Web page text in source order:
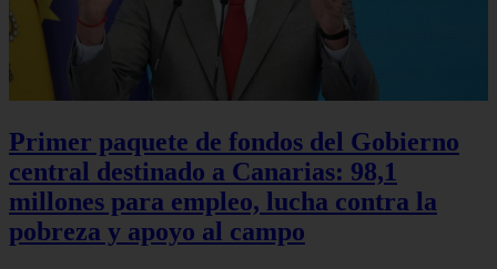
Primer paquete de fondos del Gobierno
central destinado a Canarias: 98,1
millones para empleo, lucha contra la
pobreza y apoyo al campo